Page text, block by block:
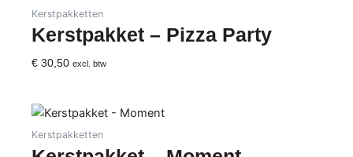
Kerstpakketten
Kerstpakket – Pizza Party
€ 30,50 excl. btw
Kerstpakketten